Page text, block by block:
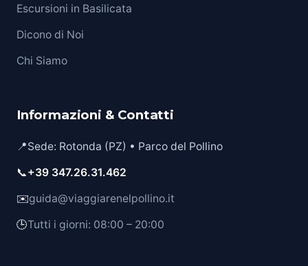
Escursioni in Basilicata
Dicono di Noi
Chi Siamo
Informazioni & Contatti
📍Sede: Rotonda (PZ) • Parco del Pollino
📞+39 347.26.31.462
✉️guida@viaggiarenelpollino.it
🕒Tutti i giorni: 08:00 – 20:00